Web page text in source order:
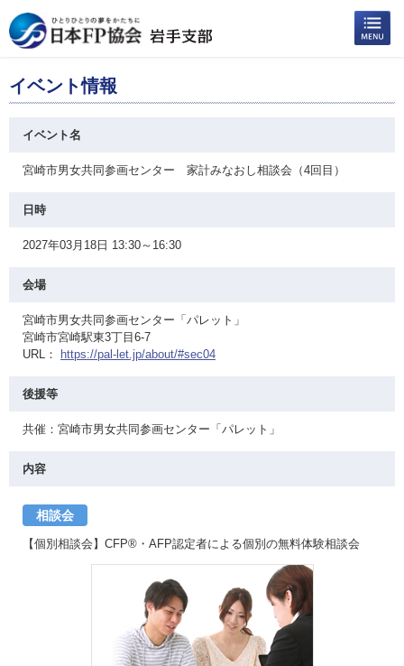
イベント情報
イベント名
宮崎市男女共同参画センター 家計みなおし相談会（4回目）
日時
2027年03月18日 13:30～16:30
会場
宮崎市男女共同参画センター「パレット」
宮崎市宮崎駅東3丁目6-7
URL：
https://pal-let.jp/about/#sec04
後援等
共催：宮崎市男女共同参画センター「パレット」
内容
相談会
【個別相談会】CFP®・AFP認定者による個別の無料体験相談会